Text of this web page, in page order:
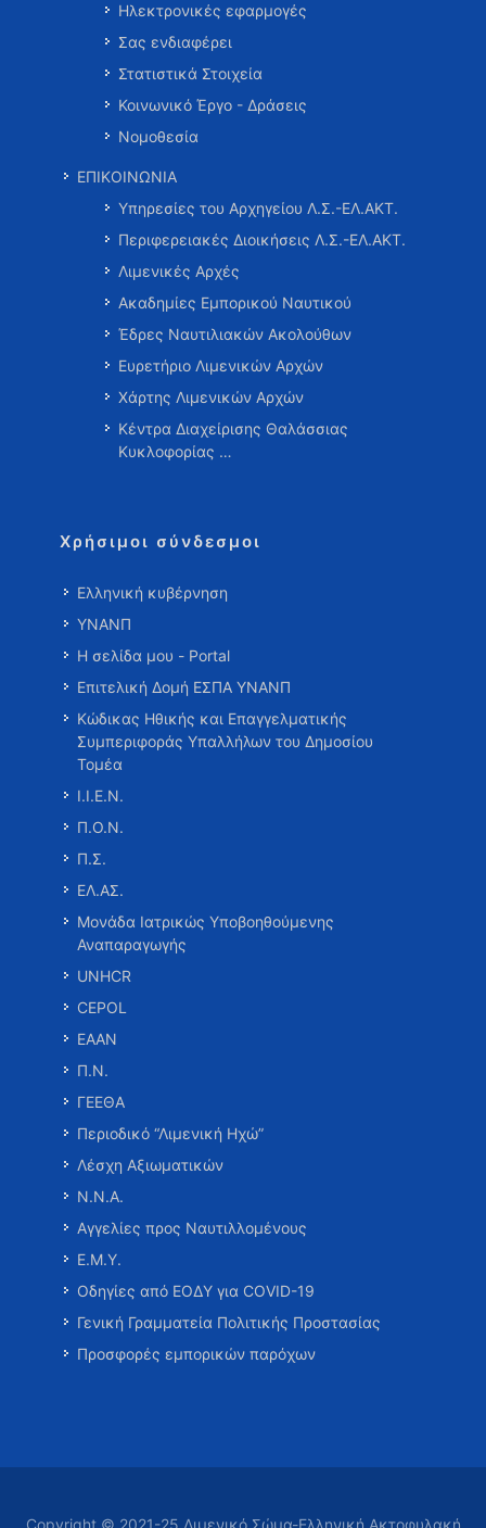
Ηλεκτρονικές εφαρμογές
Σας ενδιαφέρει
Στατιστικά Στοιχεία
Κοινωνικό Έργο - Δράσεις
Νομοθεσία
ΕΠΙΚΟΙΝΩΝΙΑ
Υπηρεσίες του Αρχηγείου Λ.Σ.-ΕΛ.ΑΚΤ.
Περιφερειακές Διοικήσεις Λ.Σ.-ΕΛ.ΑΚΤ.
Λιμενικές Αρχές
Ακαδημίες Εμπορικού Ναυτικού
Έδρες Ναυτιλιακών Ακολούθων
Ευρετήριο Λιμενικών Αρχών
Χάρτης Λιμενικών Αρχών
Κέντρα Διαχείρισης Θαλάσσιας
Κυκλοφορίας …
Χρήσιμοι σύνδεσμοι
Ελληνική κυβέρνηση
ΥΝΑΝΠ
Η σελίδα μου - Portal
Επιτελική Δομή ΕΣΠΑ ΥΝΑΝΠ
Κώδικας Ηθικής και Επαγγελματικής
Συμπεριφοράς Υπαλλήλων του Δημοσίου
Τομέα
Ι.Ι.Ε.Ν.
Π.Ο.Ν.
Π.Σ.
ΕΛ.ΑΣ.
Μονάδα Ιατρικώς Υποβοηθούμενης
Αναπαραγωγής
UNHCR
CEPOL
ΕΑΑΝ
Π.Ν.
ΓΕΕΘΑ
Περιοδικό “Λιμενική Ηχώ”
Λέσχη Αξιωματικών
Ν.Ν.Α.
Αγγελίες προς Ναυτιλλομένους
Ε.Μ.Υ.
Οδηγίες από ΕΟΔΥ για COVID-19
Γενική Γραμματεία Πολιτικής Προστασίας
Προσφορές εμπορικών παρόχων